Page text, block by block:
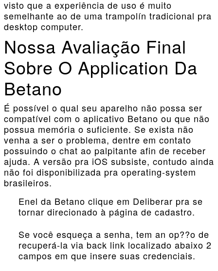
visto que a experiência de uso é muito
semelhante ao de uma trampolín tradicional pra
desktop computer.
Nossa Avaliação Final
Sobre O Application Da
Betano
É possível o qual seu aparelho não possa ser
compatível com o aplicativo Betano ou que não
possua memória o suficiente. Se exista não
venha a ser o problema, dentre em contato
possuindo o chat ao palpitante afin de receber
ajuda. A versão pra iOS subsiste, contudo ainda
não foi disponibilizada pra operating-system
brasileiros.
Enel da Betano clique em Deliberar pra se
tornar direcionado à página de cadastro.
Se você esqueça a senha, tem an op??o de
recuperá-la via back link localizado abaixo 2
campos em que insere suas credenciais.